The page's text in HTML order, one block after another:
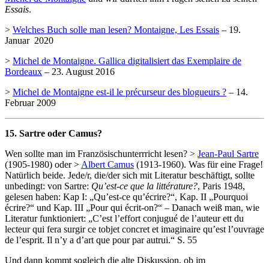
Essais.
> Welches Buch solle man lesen? Montaigne, Les Essais – 19.
Januar 2020
> Michel de Montaigne. Gallica digitalisiert das Exemplaire de
Bordeaux – 23. August 2016
> Michel de Montaigne est-il le précurseur des blogueurs ? – 14.
Februar 2009
15. Sartre oder Camus?
Wen sollte man im Französischunterrricht lesen? > Jean-Paul Sartre
(1905-1980) oder >Albert Camus (1913-1960). Was für eine Frage!
Natürlich beide. Jede/r, die/der sich mit Literatur beschäftigt, sollte
unbedingt: von Sartre: Qu’est-ce que la littérature?, Paris 1948,
gelesen haben: Kap I: „Qu’est-ce qu’écrire?“, Kap. II „Pourquoi
écrire?“ und Kap. III „Pour qui écrit-on?“ – Danach weiß man, wie
Literatur funktioniert: „C’est l’effort conjugué de l’auteur ett du
lecteur qui fera surgir ce tobjet concret et imaginaire qu’est l’ouvrage
de l’esprit. Il n’y a d’art que pour par autrui.“ S. 55
Und dann kommt sogleich die alte Diskussion, ob im